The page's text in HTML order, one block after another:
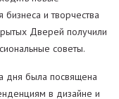
бизнеса и творчества
Дверей получили
советы.
дня была посвящена
в дизайне и